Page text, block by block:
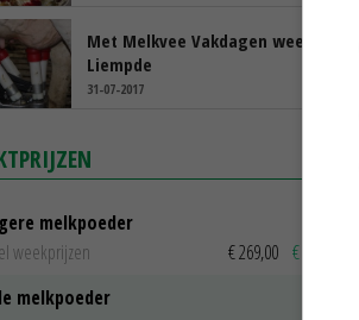
Met Melkvee Vakdagen weer beurs
Liempde
31-07-2017
melkpoeder
weekprijzen
€ 269,00 € 7,00
melkpoeder